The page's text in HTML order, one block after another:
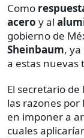
Como
acero y al
gobierno de
Sheinbaum,
a estas nuevas
El secretario de
las razones por
en imponer a
cuales